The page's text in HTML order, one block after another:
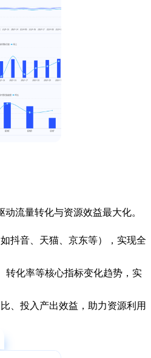
流量转化与资源效益最大化。
抖音、天猫、京东等），实现全
转化率等核心指标变化趋势，实
、投入产出效益，助力资源利用